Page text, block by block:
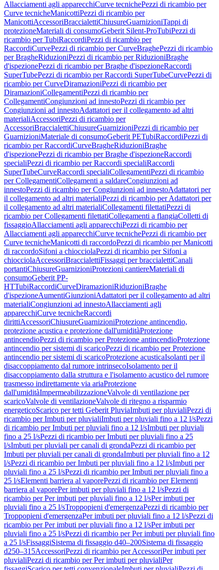
Allacciamenti agli apparecchiCurve tecnichePezzi di ricambio per
Curve tecnicheManicottiPezzi di ricambio per
ManicottiAccessoriBraccialettiChiusureGuarnizioniTappi di
protezioneMateriali di consumoGeberit Silent-ProTubiPezzi di
ricambio per TubiRaccordiPezzi di ricambio per
RaccordiCurvePezzi di ricambio per CurveBraghePezzi di ricambio
per BragheRiduzioniPezzi di ricambio per RiduzioniBraghe
d'ispezionePezzi di ricambio per Braghe d'ispezioneRaccordi
SuperTubePezzi di ricambio per Raccordi SuperTubeCurvePezzi di
ricambio per CurveDiramazioniPezzi di ricambio per
DiramazioniCollegamentiPezzi di ricambio per
CollegamentiCongiunzioni ad innestoPezzi di ricambio per
Congiunzioni ad innestoAdattatori per il collegamento ad altri
materialiAccessoriPezzi di ricambio per
AccessoriBraccialettiChiusureGuarnizioniPezzi di ricambio per
GuarnizioniMateriale di consumoGeberit PETubiRaccordiPezzi di
ricambio per RaccordiCurveBragheRiduzioniBraghe
d'ispezionePezzi di ricambio per Braghe d'ispezioneRaccordi
specialiPezzi di ricambio per Raccordi specialiRaccordi
SuperTubeCurveRaccordi specialiCollegamentiPezzi di ricambio
per CollegamentiCollegamenti a saldareCongiunzioni ad
innestoPezzi di ricambio per Congiunzioni ad innestoAdattatori per
il collegamento ad altri materialiPezzi di ricambio per Adattatori per
il collegamento ad altri materialiCollegamenti filettatiPezzi di
ricambio per Collegamenti filettatiCollegamenti a flangiaColletti di
fissaggioAllacciamenti agli apparecchiPezzi di ricambio per
Allacciamenti agli apparecchiCurve tecnichePezzi di ricambio per
Curve tecnicheManicotti di raccordoPezzi di ricambio per Manicotti
di raccordoSifoni a chiocciolaPezzi di ricambio per Sifoni a
chiocciolaAccessoriBraccialettiFissaggi per braccialettiCanali
portantiChiusureGuarnizioniProtezioni cantiereMateriali di
consumoGeberit PP-
HTTubiRaccordiCurveDiramazioniRiduzioniBraghe
d'ispezioneAumentiGiunzioniAdattatori per il collegamento ad altri
materialiCongiunzioni ad innestoAllacciamenti agli
apparecchiCurve tecnicheRaccordi
dirittiAccessoriChiusureGuarnizioniProtezione antincendio,
protezione acustica e protezione dall'umiditàProtezione
antincendioPezzi di ricambio per Protezione antincendioProtezione
antincendio per sistemi di scaricoPezzi di ricambio per Protezione
antincendio per sistemi di scaricoProtezione acusticaIsolanti per il
disaccoppiamento dal rumore intrinsecoIsolamento per il
disaccoppiamento dalla struttura e l'isolamento acustico del rumore
trasmesso indirettamente via ariaProtezione
dall'umiditàImpermeabilizzazioneValvole di ventilazione per
scaricoValvole di ventilazioneValvole di ritegno a risparmio
energeticoScarico per tetti Geberit PluviaImbuti per pluvialiPezzi di
ricambio per Imbuti per pluvialiImbuti per pluviali fino a 12 l/sPezzi
di ricambio per Imbuti per pluviali fino a 12 l/sImbuti per pluviali
fino a 25 l/sPezzi di ricambio per Imbuti per pluviali fino a 25
l/sImbuti per pluviali per canali di grondaPezzi di ricambio per
Imbuti per pluviali per canali di grondaImbuti per pluviali fino a 12
l/sPezzi di ricambio per Imbuti per pluviali fino a 12 l/sImbuti per
pluviali fino a 25 l/sPezzi di ricambio per Imbuti per pluviali fino a
25 l/sElementi barriera al vaporePezzi di ricambio per Elementi
barriera al vaporePer imbuti per pluviali fino a 12 l/sPezzi di
ricambio per Per imbuti per pluviali fino a 12 l/sPer imbuti per
pluviali fino a 25 l/sTroppopieni d'emergenzaPezzi di ricambio per
Troppopieni d'emergenzaPer imbuti per pluviali fino a 12 l/sPezzi di
ricambio per Per imbuti per pluviali fino a 12 l/sPer imbuti per
pluviali fino a 25 l/sPezzi di ricambio per Per imbuti per pluviali fino
a 25 l/sFissaggiSistema di fissaggio d40–200Sistema di fissaggio
d250–315AccessoriPezzi di ricambio per AccessoriPer imbuti per
pluvialiPezzi di ricambio per Per imbuti per pluvialiPer